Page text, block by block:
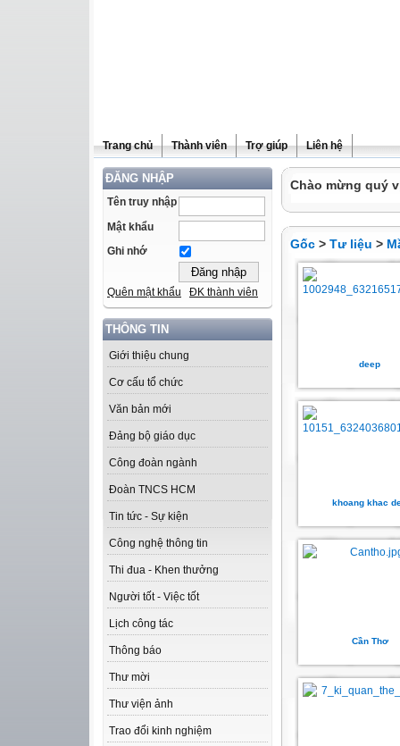
Trang chủ Thành viên Trợ giúp Liên hệ
ĐĂNG NHẬP
Tên truy nhập
Mật khẩu
Ghi nhớ
Quên mật khẩu ĐK thành viên
THÔNG TIN
Giới thiệu chung
Cơ cấu tổ chức
Văn bản mới
Đảng bộ giáo dục
Công đoàn ngành
Đoàn TNCS HCM
Tin tức - Sự kiện
Công nghệ thông tin
Thi đua - Khen thưởng
Người tốt - Việc tốt
Lịch công tác
Thông báo
Thư mời
Thư viện ảnh
Trao đổi kinh nghiệm
Chào mừng quý
Gốc > Tư liệu >
deep
khoang khac
Cần Thơ